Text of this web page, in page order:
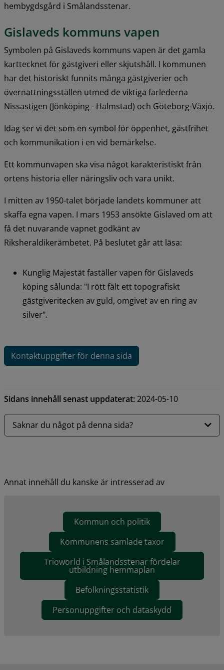
hembygdsgård i Smålandsstenar.
Gislaveds kommuns vapen
Symbolen på Gislaveds kommuns vapen är det gamla
karttecknet för gästgiveri eller skjutshåll. I kommunen
har det historiskt funnits många gästgiverier och
övernattningsställen utmed de viktiga farlederna
Nissastigen (Jönköping - Halmstad) och Göteborg-Växjö.
Idag ser vi det som en symbol för öppenhet, gästfrihet
och kommunikation i en vid bemärkelse.
Ett kommunvapen ska visa något karakteristiskt från
ortens historia eller näringsliv och vara unikt.
I mitten av 1950-talet började landets kommuner att
skaffa egna vapen. I mars 1953 ansökte Gislaved om att
få det nuvarande vapnet godkänt av
Riksheraldikerämbetet. På beslutet går att läsa:
Kunglig Majestät faställer vapen för Gislaveds
köping sålunda: "I rött fält ett topografiskt
gästgiveritecken av guld, omgivet av en ring av
silver".
Kontaktuppgifter för denna sida
Sidans innehåll senast uppdaterat:2024-05-10
Saknar du något på denna sida?
Annat innehåll du kanske är intresserad av
Kommun och politik
Kommunens samlade taxor
Trioworld i Smålandsstenar fördelar
utbildning hemmaplan
Befolkningsstatistik
Personuppgifter och dataskydd